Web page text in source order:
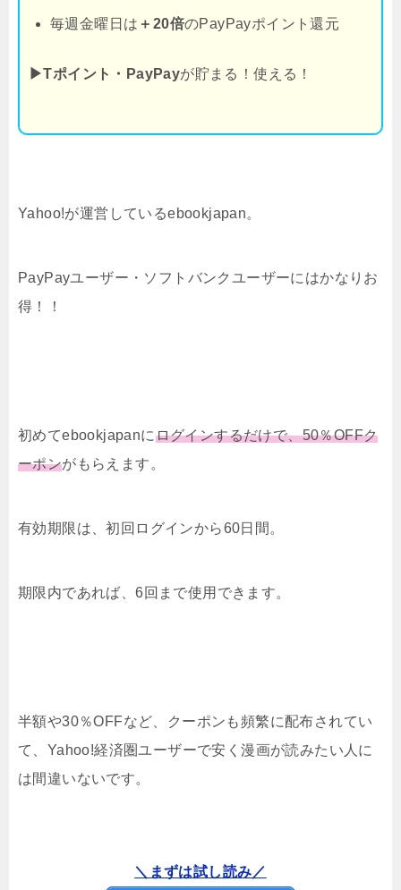
毎週金曜日は ＋20倍のPayPayポイント還元
▶Tポイント・PayPayが貯まる！使える！
Yahoo!が運営しているebookjapan。
PayPayユーザー・ソフトバンクユーザーにはかなりお
得！！
初めてebookjapanにログインするだけで、50％OFFク
ーポンがもらえます。
有効期限は、初回ログインから60日間。
期限内であれば、6回まで使用できます。
半額や30％OFFなど、クーポンも頻繁に配布されてい
て、Yahoo!経済圏ユーザーで安く漫画が読みたい人に
は間違いないです。
＼まずは試し読み／